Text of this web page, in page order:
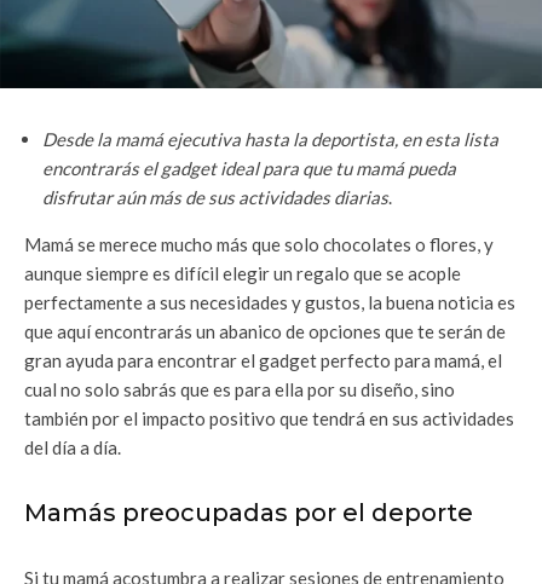
Desde la mamá ejecutiva hasta la deportista, en esta lista
encontrarás el gadget ideal para que tu mamá pueda
disfrutar aún más de sus actividades diarias.
Mamá se merece mucho más que solo chocolates o flores, y
aunque siempre es difícil elegir un regalo que se acople
perfectamente a sus necesidades y gustos, la buena noticia es
que aquí encontrarás un abanico de opciones que te serán de
gran ayuda para encontrar el gadget perfecto para mamá, el
cual no solo sabrás que es para ella por su diseño, sino
también por el impacto positivo que tendrá en sus actividades
del día a día.
Mamás preocupadas por el deporte
Si tu mamá acostumbra a realizar sesiones de entrenamiento